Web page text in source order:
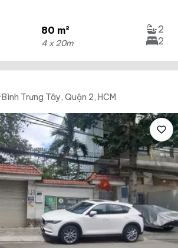
80 m²
4 x 20m
2
2
·Bình Trưng Tây, Quận 2, HCM